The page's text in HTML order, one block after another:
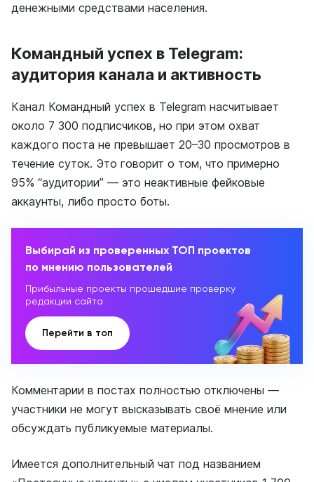
денежными средствами населения.
Командный успех в Telegram:
аудитория канала и активность
Канал Командный успех в Telegram насчитывает
около 7 300 подписчиков, но при этом охват
каждого поста не превышает 20–30 просмотров в
течение суток. Это говорит о том, что примерно
95% “аудитории” — это неактивные фейковые
аккаунты, либо просто боты.
Выбирай из проверенных ТОП проектов
по мнению пользователей
Прибыльные проекты прошедшие проверку
редакции сайта
Перейти в топ
Комментарии в постах полностью отключены —
участники не могут высказывать своё мнение или
обсуждать публикуемые материалы.
Имеется дополнительный чат под названием